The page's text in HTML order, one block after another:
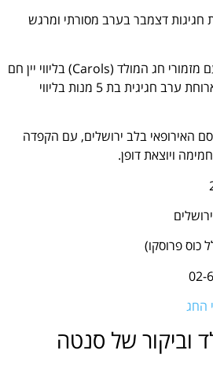
חגיגות דצמבר בערב מסורתי ומרגש
הערב יתחיל בלובי המלון עם מזמורי חג המולד (Carols) בליווי יין חם
וערמונים קלויים, וימשיך לארוחת ערב חגיגית בת 5 מנות בליווי
האירופאי בלב ירושלים, עם הקפדה
ויוצאת דופן.
החג
וביקור של סנטה